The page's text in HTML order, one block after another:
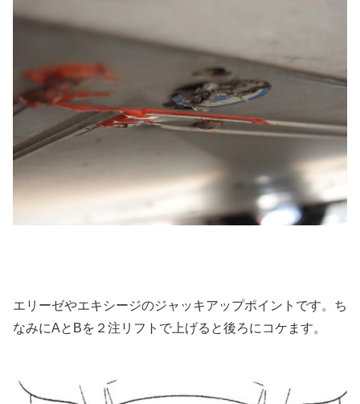
エリーゼやエキシージのジャッキアップポイントです。ち
なみにAとBを２注リフトで上げると後ろにコケます。